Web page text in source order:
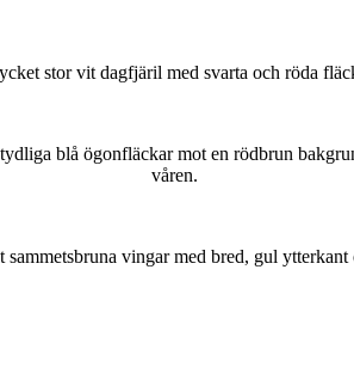
stor vit dagfjäril med svarta och röda
blå ögonfläckar mot en rödbrun
våren.
vingar med bred, gul